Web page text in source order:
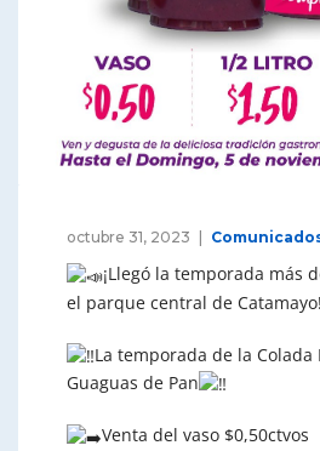
octubre 31, 2023
¡Llegó la temporada más
el parque central de Catamayo!
La temporada de la Colada
Guaguas de Pan
Venta del vaso $0,50ctvos